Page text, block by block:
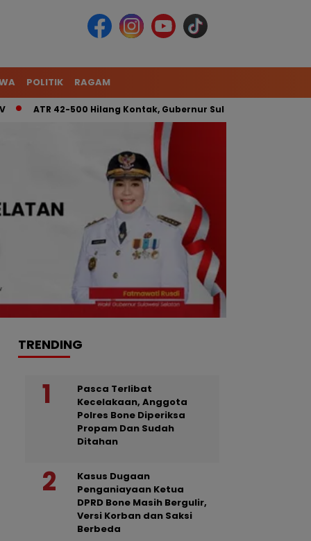
POLITIK RAGAM
42-500 Hilang Kontak, Gubernur Sulsel: Kita Kerahkan Tim
TRENDING
Pasca Terlibat
Kecelakaan, Anggota
Polres Bone Diperiksa
Propam Dan Sudah
Ditahan
Kasus Dugaan
Penganiayaan Ketua
DPRD Bone Masih Bergulir,
Versi Korban dan Saksi
Berbeda